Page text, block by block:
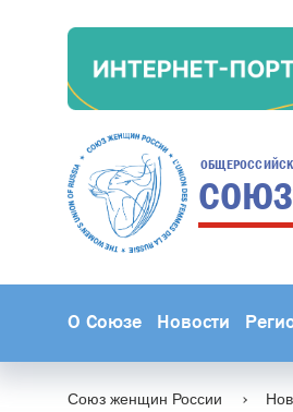
О Союзе Новости
Союз женщин России